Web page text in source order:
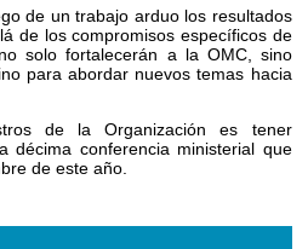
de un trabajo arduo los resultados
de los compromisos específicos de
solo fortalecerán a la OMC, sino
para abordar nuevos temas hacia
de la Organización es tener
décima conferencia ministerial que
de este año.